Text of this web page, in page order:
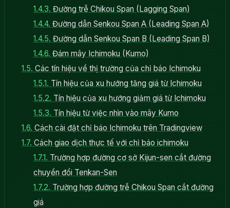
1.4.3. Đường trễ Chikou Span (Lagging Span)
1.4.4. Đường dẫn Senkou Span A (Leading Span A)
1.4.5. Đường dẫn Senkou Span B (Leading Span B)
1.4.6. Đám mây Ichimoku (Kumo)
1.5. Các tín hiệu về thị trường của chỉ báo Ichimoku
1.5.1. Tín hiệu của xu hướng tăng giá từ Ichimoku
1.5.2. Tín hiệu của xu hướng giảm giá từ Ichimoku
1.5.3. Tín hiệu từ việc nhìn vào mây Kumo
1.6. Cách cài đặt chỉ báo Ichimoku trên Tradingview
1.7. Cách giao dịch thực tế với chỉ báo ichimoku
1.7.1. Trường hợp đường cơ sở Kijun-sen cắt đường
chuyển đổi Tenkan-Sen
1.7.2. Trường hợp đường trễ Chikou Span cắt đường
giá